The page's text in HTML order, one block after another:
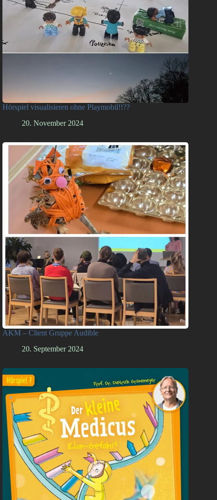
Hörspiel visualisieren ohne Playmobil!!??
20. November 2024
AKM – Client Gruppe Audible
20. September 2024